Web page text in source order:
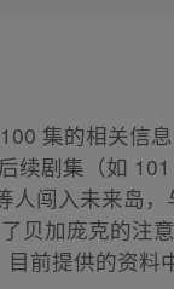
集的相关信息
剧集（如 101
闯入未来岛
贝加庞克的
前提供的资料